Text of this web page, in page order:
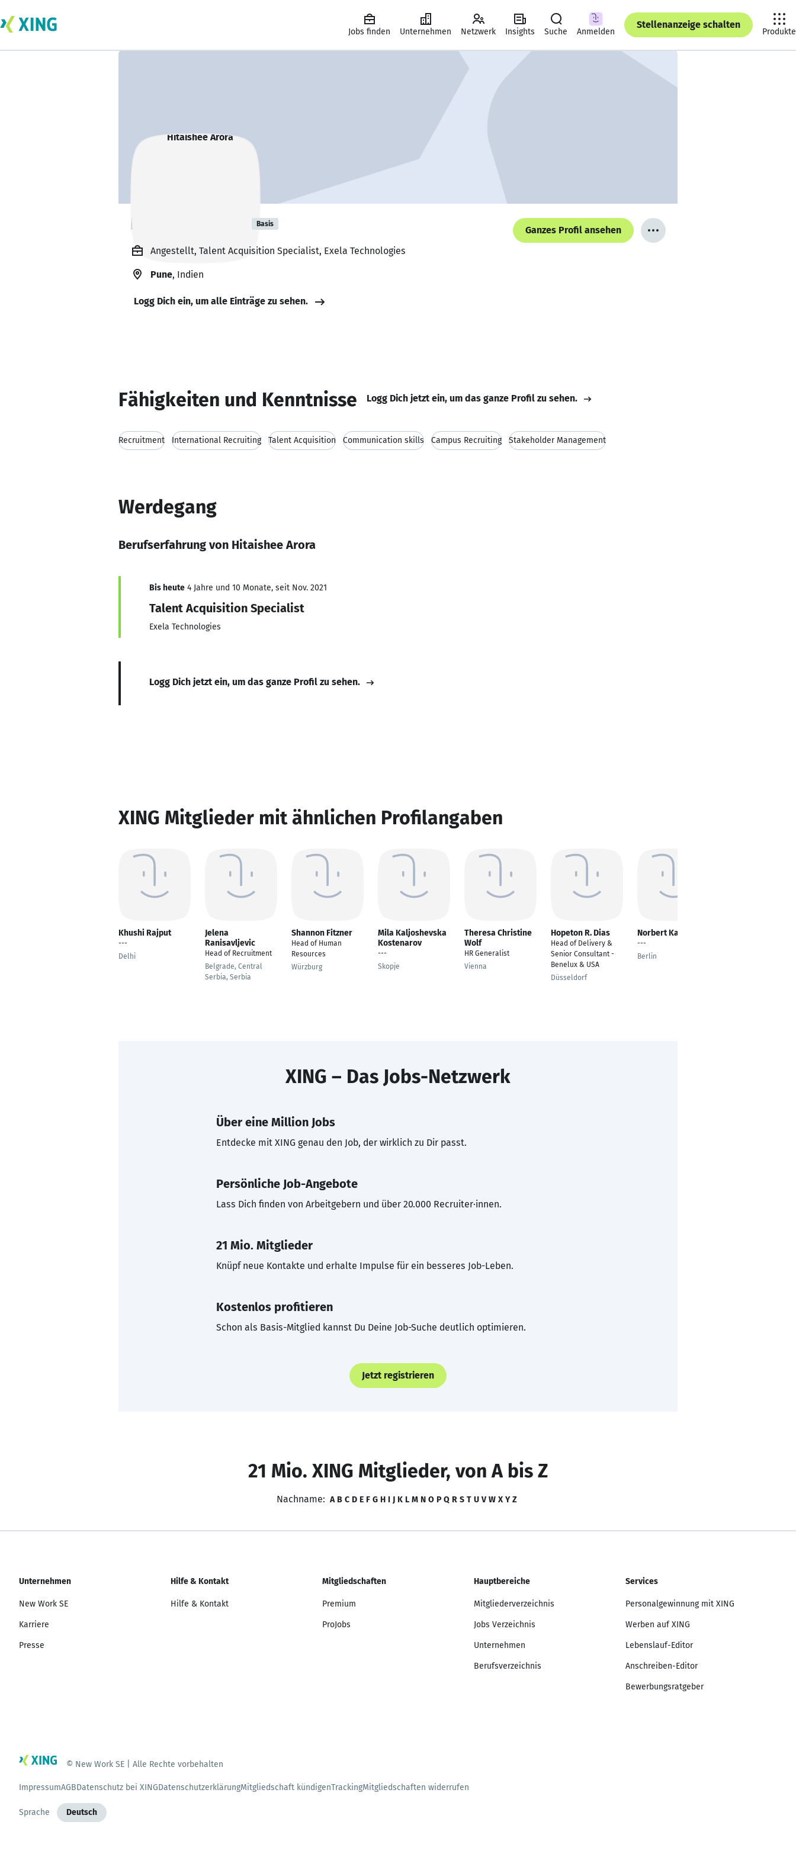
Jobs finden Unternehmen Netzwerk Insights Suche Anmelden
Stellenanzeige schalten
Produkte
Hitaishee Arora Basis
Ganzes Profil ansehen
Angestellt, Talent Acquisition Specialist, Exela Technologies
Pune, Indien
Logg Dich ein, um alle Einträge zu sehen.
Fähigkeiten und Kenntnisse Logg Dich jetzt ein, um das ganze Profil zu sehen.
Recruitment International Recruiting Talent Acquisition Communication skills Campus Recruiting Stakeholder Management
Werdegang
Berufserfahrung von Hitaishee Arora
Bis heute 4 Jahre und 10 Monate, seit Nov. 2021
Talent Acquisition Specialist
Exela Technologies
Logg Dich jetzt ein, um das ganze Profil zu sehen.
XING Mitglieder mit ähnlichen Profilangaben
Khushi Rajput
---
Delhi
Jelena
Ranisavljevic
Head of Recruitment
Belgrade, Central
Serbia, Serbia
Shannon Fitzner
Head of Human
Resources
Würzburg
Mila Kaljoshevska
Kostenarov
---
Skopje
Theresa Christine
Wolf
HR Generalist
Vienna
Hopeton R. Dias
Head of Delivery &
Senior Consultant -
Benelux & USA
Düsseldorf
Norbert Kade
---
Berlin
XING – Das Jobs-Netzwerk
Über eine Million Jobs
Entdecke mit XING genau den Job, der wirklich zu Dir passt.
Persönliche Job-Angebote
Lass Dich finden von Arbeitgebern und über 20.000 Recruiter·innen.
21 Mio. Mitglieder
Knüpf neue Kontakte und erhalte Impulse für ein besseres Job-Leben.
Kostenlos profitieren
Schon als Basis-Mitglied kannst Du Deine Job-Suche deutlich optimieren.
Jetzt registrieren
21 Mio. XING Mitglieder, von A bis Z
Nachname: A B C D E F G H I J K L M N O P Q R S T U V W X Y Z
Unternehmen
New Work SE
Karriere
Presse
Hilfe & Kontakt
Hilfe & Kontakt
Mitgliedschaften
Premium
ProJobs
Hauptbereiche
Mitgliederverzeichnis
Jobs Verzeichnis
Unternehmen
Berufsverzeichnis
Services
Personalgewinnung mit XING
Werben auf XING
Lebenslauf-Editor
Anschreiben-Editor
Bewerbungsratgeber
© New Work SE | Alle Rechte vorbehalten
ImpressumAGBDatenschutz bei XINGDatenschutzerklärungMitgliedschaft kündigenTrackingMitgliedschaften widerrufen
Sprache Deutsch